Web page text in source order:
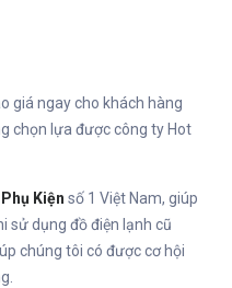
giá ngay cho khách hàng
chọn lựa được công ty Hot
Kiện số 1 Việt Nam, giúp
sử dụng đồ điện lạnh cũ
chúng tôi có được cơ hội